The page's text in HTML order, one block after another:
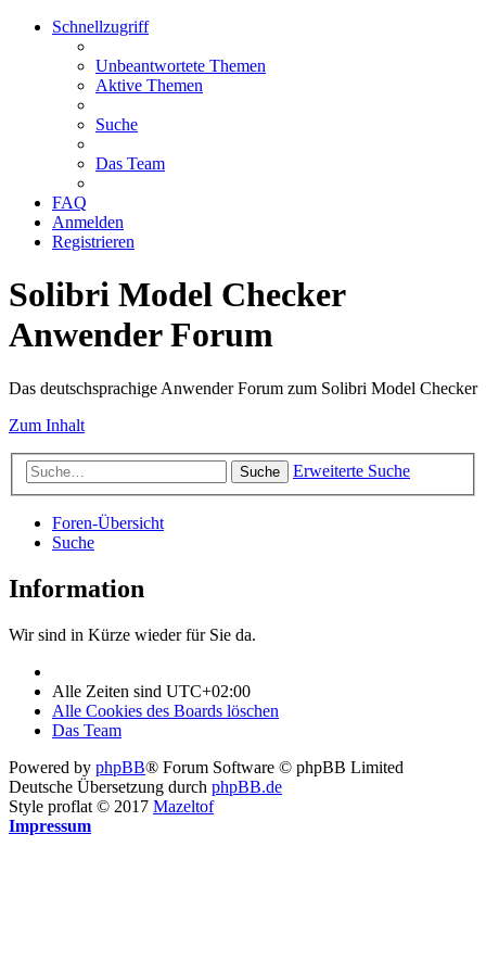
Schnellzugriff
Unbeantwortete Themen
Aktive Themen
Suche
Das Team
FAQ
Anmelden
Registrieren
Solibri Model Checker
Anwender Forum
Das deutschsprachige Anwender Forum zum Solibri Model Checker
Zum Inhalt
Suche Erweiterte Suche
Foren-Übersicht
Suche
Information
Wir sind in Kürze wieder für Sie da.
Alle Zeiten sind UTC+02:00
Alle Cookies des Boards löschen
Das Team
Powered by phpBB® Forum Software © phpBB Limited
Deutsche Übersetzung durch phpBB.de
Style proflat © 2017 Mazeltof
Impressum